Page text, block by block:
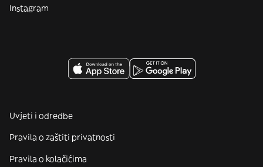
Instagram
Uvjeti i odredbe
Pravila o zaštiti privatnosti
Pravila o kolačićima